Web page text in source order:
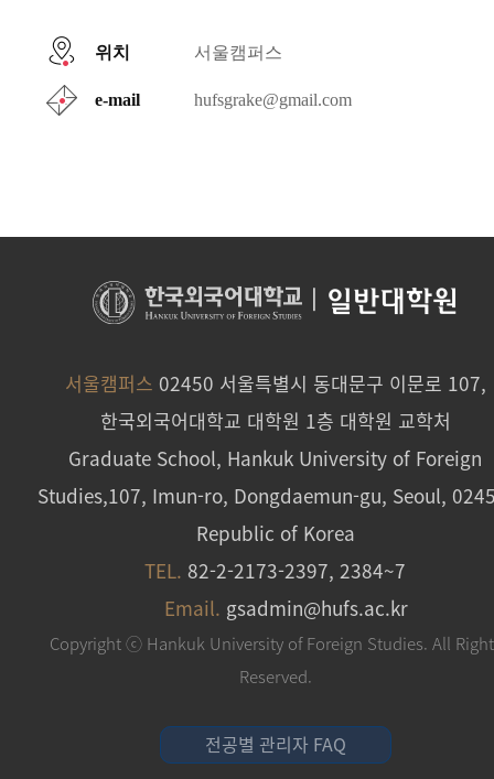
위치 서울캠퍼스
e-mail hufsgrake@gmail.com
일반대학원
서울캠퍼스 02450 서울특별시 동대문구 이문로 107,
한국외국어대학교 대학원 1층 대학원 교학처
Graduate School, Hankuk University of Foreign
Studies,107, Imun-ro, Dongdaemun-gu, Seoul,
Republic of Korea
TEL. 82-2-2173-2397, 2384~7
Email. gsadmin@hufs.ac.kr
Copyright ⓒ Hankuk University of Foreign Studies. All
Reserved.
전공별 관리자 FAQ